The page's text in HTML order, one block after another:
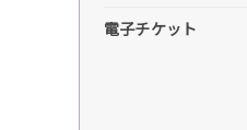
電子チケット